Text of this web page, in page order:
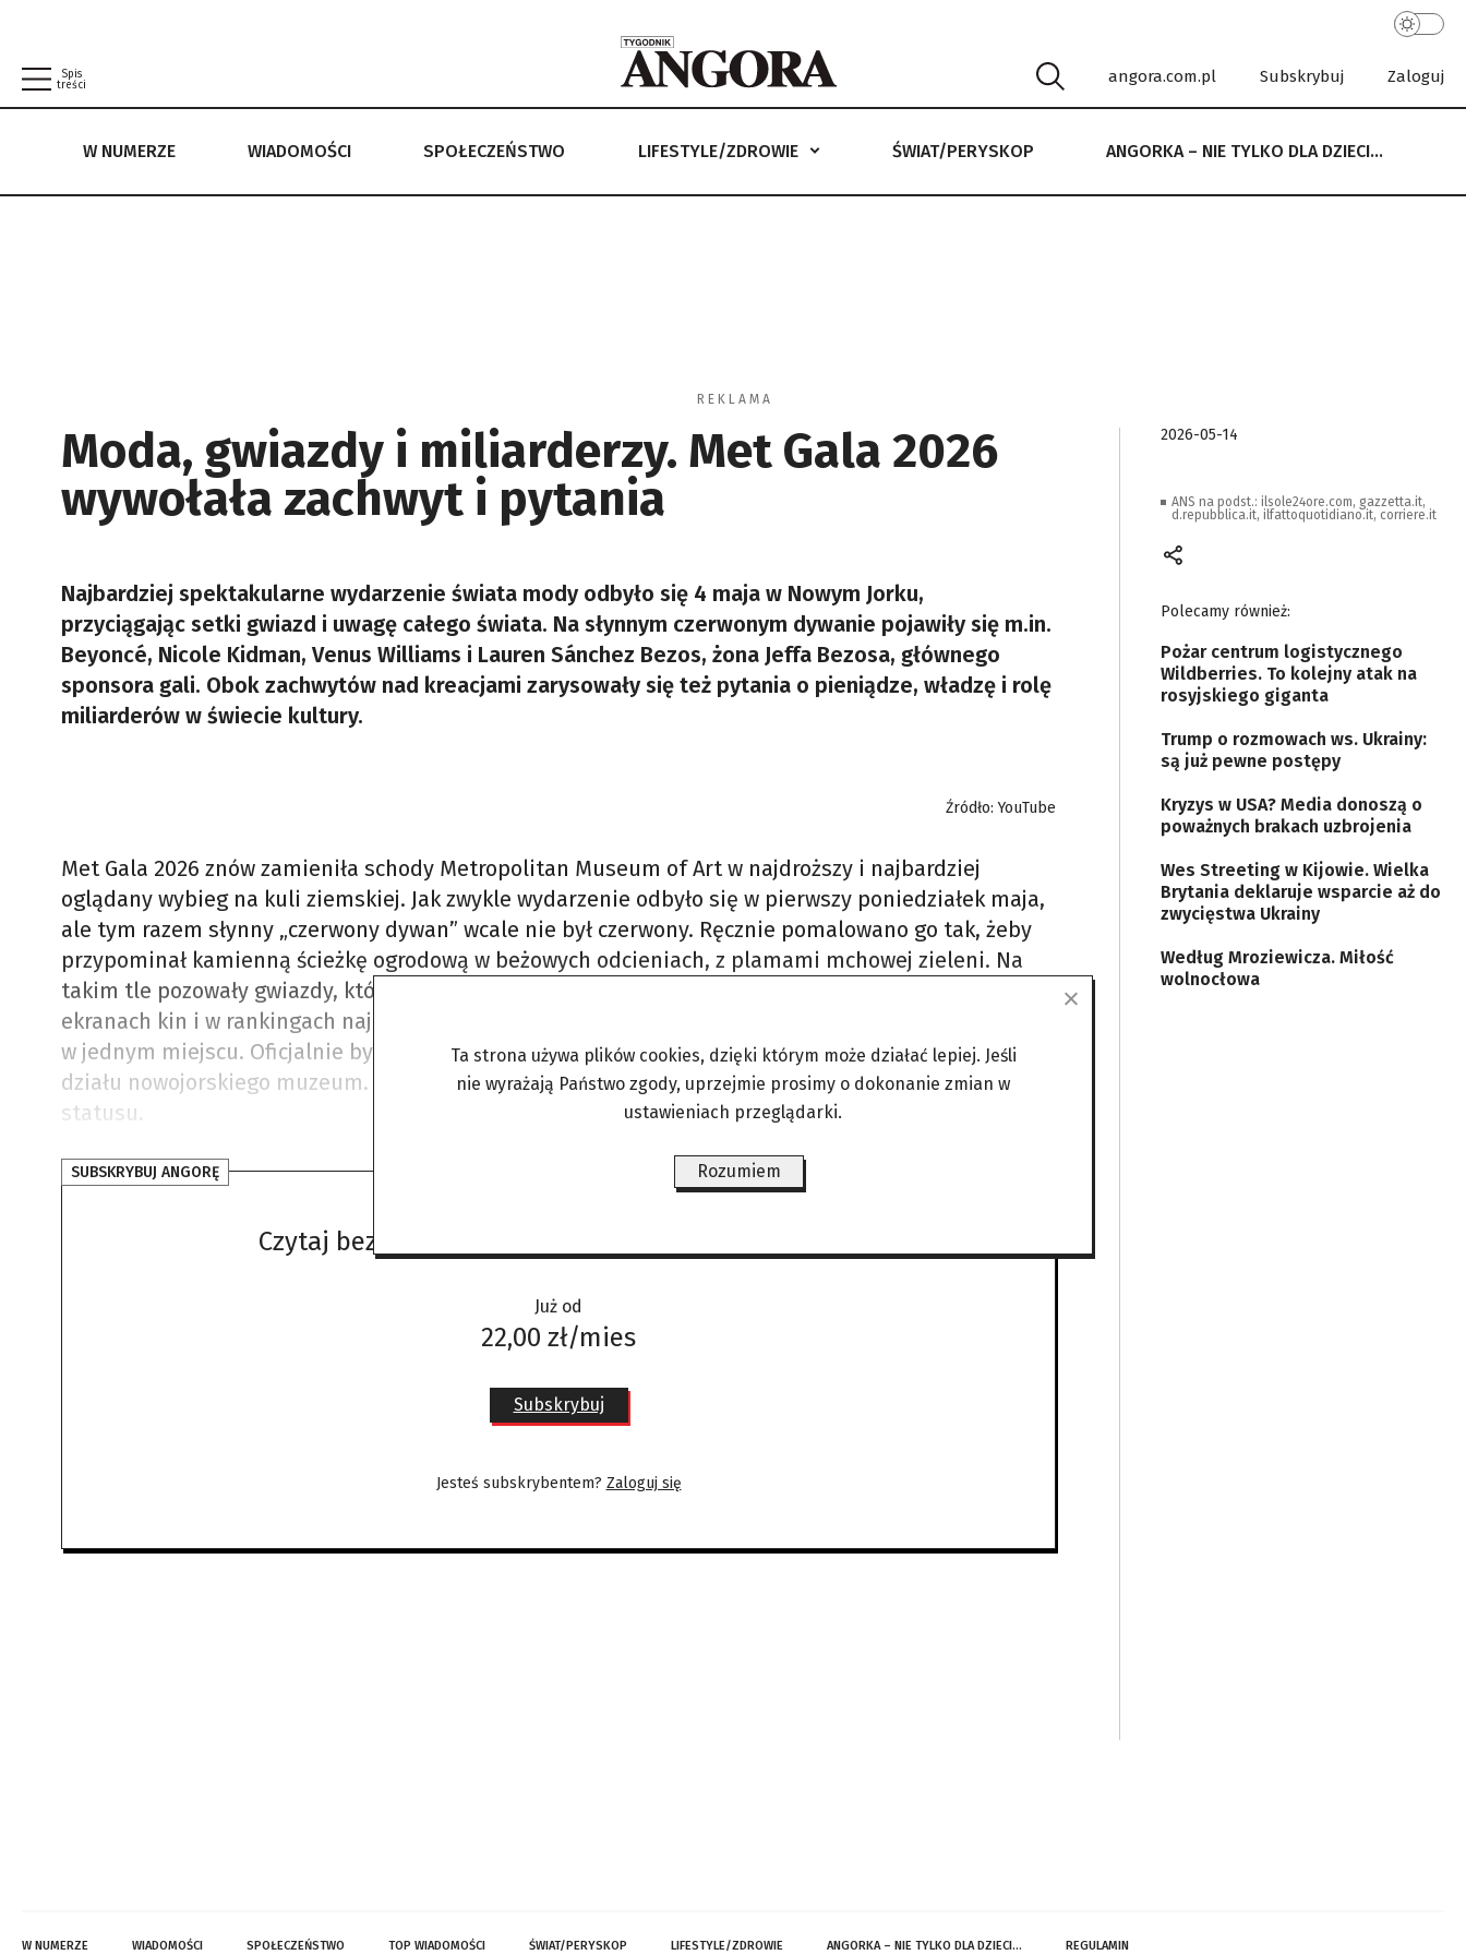
Spis
treści
angora.com.pl Subskrybuj Zaloguj
W NUMERZE WIADOMOŚCI SPOŁECZEŃSTWO LIFESTYLE/ZDROWIE ŚWIAT/PERYSKOP ANGORKA – NIE TYLKO DLA DZIECI…
W NUMERZE WIADOMOŚCI SPOŁECZEŃSTWO LIFESTYLE/ZDROWIE ŚWIAT/PERYSKOP ANGORKA – NIE TYLKO DLA DZIECI…
R E K L A M A
Moda, gwiazdy i miliarderzy. Met Gala 2026
wywołała zachwyt i pytania
Najbardziej spektakularne wydarzenie świata mody odbyło się 4 maja w Nowym Jorku,
przyciągając setki gwiazd i uwagę całego świata. Na słynnym czerwonym dywanie pojawiły się m.in.
Beyoncé, Nicole Kidman, Venus Williams i Lauren Sánchez Bezos, żona Jeffa Bezosa, głównego
sponsora gali. Obok zachwytów nad kreacjami zarysowały się też pytania o pieniądze, władzę i rolę
miliarderów w świecie kultury.
Źródło: YouTube
Met Gala 2026 znów zamieniła schody Metropolitan Museum of Art w najdroższy i najbardziej
oglądany wybieg na kuli ziemskiej. Jak zwykle wydarzenie odbyło się w pierwszy poniedziałek maja,
ale tym razem słynny „czerwony dywan” wcale nie był czerwony. Ręcznie pomalowano go tak, żeby
przypominał kamienną ścieżkę ogrodową w beżowych odcieniach, z plamami mchowej zieleni. Na
takim tle pozowały gwiazdy, które zwykle pojawiają się osobno: na koncertach, kortach tenisowych,
ekranach kin i w rankingach najbogatszych ludzi świata. W przypadku Met Gali wszyscy spotkali się
w jednym miejscu. Oficjalnie była to gala charytatywna na rzecz Costume Institute – modowego
działu nowojorskiego muzeum. W praktyce Met Gala jest czymś znacznie większym: spektaklem
statusu.
SUBSKRYBUJ ANGORĘ
Czytaj bez żadnych ograniczeń gdzie i kiedy chcesz.
Już od
22,00 zł/mies
Subskrybuj
Jesteś subskrybentem? Zaloguj się
2026-05-14
ANS na podst.: ilsole24ore.com, gazzetta.it,
d.repubblica.it, ilfattoquotidiano.it, corriere.it
Polecamy również:
Pożar centrum logistycznego
Wildberries. To kolejny atak na
rosyjskiego giganta
Trump o rozmowach ws. Ukrainy:
są już pewne postępy
Kryzys w USA? Media donoszą o
poważnych brakach uzbrojenia
Wes Streeting w Kijowie. Wielka
Brytania deklaruje wsparcie aż do
zwycięstwa Ukrainy
Według Mroziewicza. Miłość
wolnocłowa
W NUMERZE WIADOMOŚCI SPOŁECZEŃSTWO TOP WIADOMOŚCI ŚWIAT/PERYSKOP LIFESTYLE/ZDROWIE ANGORKA – NIE TYLKO DLA DZIECI… REGULAMIN
Ta strona używa plików cookies, dzięki którym może działać lepiej. Jeśli
nie wyrażają Państwo zgody, uprzejmie prosimy o dokonanie zmian w
ustawieniach przeglądarki.
Rozumiem